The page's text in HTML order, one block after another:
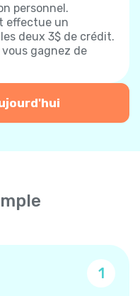
personnel.
effectue un
deux 3$ de crédit.
vous gagnez de
1